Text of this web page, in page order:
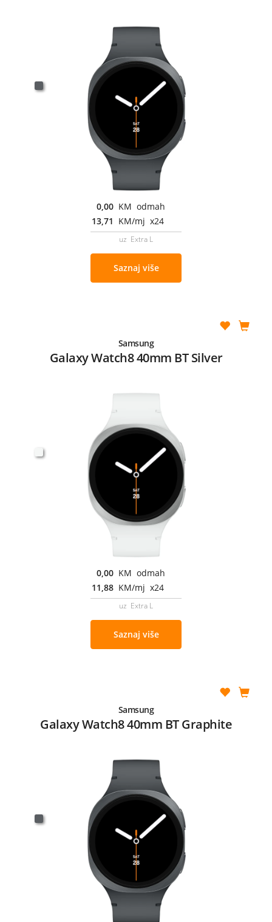
0,00 KM odmah
13,71 KM/mj x24
uz Extra L
Saznaj više
Samsung
Galaxy Watch8 40mm BT Silver
0,00 KM odmah
11,88 KM/mj x24
uz Extra L
Saznaj više
Samsung
Galaxy Watch8 40mm BT Graphite